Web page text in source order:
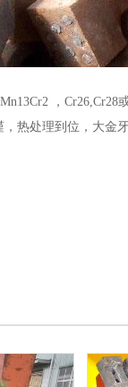
，
热处理到位，大金